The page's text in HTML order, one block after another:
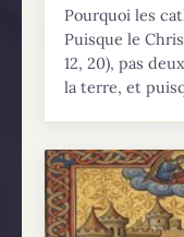
Pourquoi les
Puisque le
12, 20), pas
la terre, et